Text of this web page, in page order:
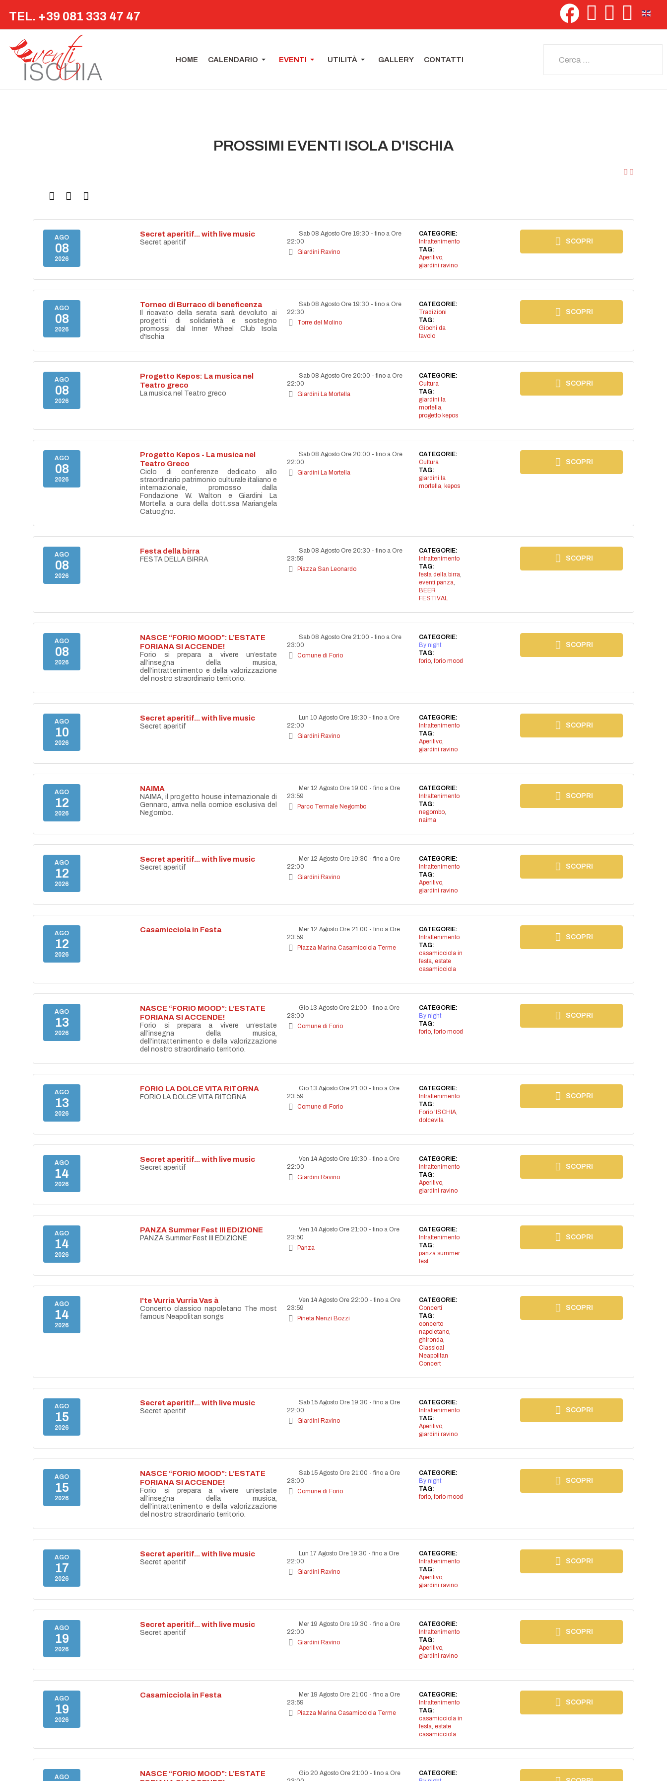
TEL. +39 081 333 47 47
HOME CALENDARIO EVENTI UTILITÀ GALLERY CONTATTI
PROSSIMI EVENTI ISOLA D'ISCHIA
AGO
08
2026
Secret aperitif... with live music
Secret aperitif
Sab 08 Agosto Ore 19:30 - fino a Ore
22:00
Giardini Ravino
CATEGORIE:
Intrattenimento
TAG:
Aperitivo,
giardini ravino
SCOPRI
AGO
08
2026
Torneo di Burraco di beneficenza
Il ricavato della serata sarà devoluto ai
progetti di solidarietà e sostegno
promossi dal Inner Wheel Club Isola
d'Ischia
Sab 08 Agosto Ore 19:30 - fino a Ore
22:30
Torre del Molino
CATEGORIE:
Tradizioni
TAG:
Giochi da
tavolo
SCOPRI
AGO
08
2026
Progetto Kepos: La musica nel
Teatro greco
La musica nel Teatro greco
Sab 08 Agosto Ore 20:00 - fino a Ore
22:00
Giardini La Mortella
CATEGORIE:
Cultura
TAG:
giardini la
mortella,
progetto kepos
SCOPRI
AGO
08
2026
Progetto Kepos - La musica nel
Teatro Greco
Ciclo di conferenze dedicato allo
straordinario patrimonio culturale italiano e
internazionale, promosso dalla
Fondazione W. Walton e Giardini La
Mortella a cura della dott.ssa Mariangela
Catuogno.
Sab 08 Agosto Ore 20:00 - fino a Ore
22:00
Giardini La Mortella
CATEGORIE:
Cultura
TAG:
giardini la
mortella, kepos
SCOPRI
AGO
08
2026
Festa della birra
FESTA DELLA BIRRA
Sab 08 Agosto Ore 20:30 - fino a Ore
23:59
Piazza San Leonardo
CATEGORIE:
Intrattenimento
TAG:
festa della birra,
eventi panza,
BEER
FESTIVAL
SCOPRI
AGO
08
2026
NASCE “FORIO MOOD”: L’ESTATE
FORIANA SI ACCENDE!
Forio si prepara a vivere un’estate
all’insegna della musica,
dell’intrattenimento e della valorizzazione
del nostro straordinario territorio.
Sab 08 Agosto Ore 21:00 - fino a Ore
23:00
Comune di Forio
CATEGORIE:
By night
TAG:
forio, forio mood
SCOPRI
AGO
10
2026
Secret aperitif... with live music
Secret aperitif
Lun 10 Agosto Ore 19:30 - fino a Ore
22:00
Giardini Ravino
CATEGORIE:
Intrattenimento
TAG:
Aperitivo,
giardini ravino
SCOPRI
AGO
12
2026
NAIMA
NAIMA, il progetto house internazionale di
Gennaro, arriva nella cornice esclusiva del
Negombo.
Mer 12 Agosto Ore 19:00 - fino a Ore
23:59
Parco Termale Negombo
CATEGORIE:
Intrattenimento
TAG:
negombo,
naima
SCOPRI
AGO
12
2026
Secret aperitif... with live music
Secret aperitif
Mer 12 Agosto Ore 19:30 - fino a Ore
22:00
Giardini Ravino
CATEGORIE:
Intrattenimento
TAG:
Aperitivo,
giardini ravino
SCOPRI
AGO
12
2026
Casamicciola in Festa Mer 12 Agosto Ore 21:00 - fino a Ore
23:59
Piazza Marina Casamicciola Terme
CATEGORIE:
Intrattenimento
TAG:
casamicciola in
festa, estate
casamicciola
SCOPRI
AGO
13
2026
NASCE “FORIO MOOD”: L’ESTATE
FORIANA SI ACCENDE!
Forio si prepara a vivere un’estate
all’insegna della musica,
dell’intrattenimento e della valorizzazione
del nostro straordinario territorio.
Gio 13 Agosto Ore 21:00 - fino a Ore
23:00
Comune di Forio
CATEGORIE:
By night
TAG:
forio, forio mood
SCOPRI
AGO
13
2026
FORIO LA DOLCE VITA RITORNA
FORIO LA DOLCE VITA RITORNA
Gio 13 Agosto Ore 21:00 - fino a Ore
23:59
Comune di Forio
CATEGORIE:
Intrattenimento
TAG:
Forio 'ISCHIA,
dolcevita
SCOPRI
AGO
14
2026
Secret aperitif... with live music
Secret aperitif
Ven 14 Agosto Ore 19:30 - fino a Ore
22:00
Giardini Ravino
CATEGORIE:
Intrattenimento
TAG:
Aperitivo,
giardini ravino
SCOPRI
AGO
14
2026
PANZA Summer Fest III EDIZIONE
PANZA Summer Fest III EDIZIONE
Ven 14 Agosto Ore 21:00 - fino a Ore
23:50
Panza
CATEGORIE:
Intrattenimento
TAG:
panza summer
fest
SCOPRI
AGO
14
2026
I'te Vurria Vurria Vas à
Concerto classico napoletano The most
famous Neapolitan songs
Ven 14 Agosto Ore 22:00 - fino a Ore
23:59
Pineta Nenzi Bozzi
CATEGORIE:
Concerti
TAG:
concerto
napoletano,
ghironda,
Classical
Neapolitan
Concert
SCOPRI
AGO
15
2026
Secret aperitif... with live music
Secret aperitif
Sab 15 Agosto Ore 19:30 - fino a Ore
22:00
Giardini Ravino
CATEGORIE:
Intrattenimento
TAG:
Aperitivo,
giardini ravino
SCOPRI
AGO
15
2026
NASCE “FORIO MOOD”: L’ESTATE
FORIANA SI ACCENDE!
Forio si prepara a vivere un’estate
all’insegna della musica,
dell’intrattenimento e della valorizzazione
del nostro straordinario territorio.
Sab 15 Agosto Ore 21:00 - fino a Ore
23:00
Comune di Forio
CATEGORIE:
By night
TAG:
forio, forio mood
SCOPRI
AGO
17
2026
Secret aperitif... with live music
Secret aperitif
Lun 17 Agosto Ore 19:30 - fino a Ore
22:00
Giardini Ravino
CATEGORIE:
Intrattenimento
TAG:
Aperitivo,
giardini ravino
SCOPRI
AGO
19
2026
Secret aperitif... with live music
Secret aperitif
Mer 19 Agosto Ore 19:30 - fino a Ore
22:00
Giardini Ravino
CATEGORIE:
Intrattenimento
TAG:
Aperitivo,
giardini ravino
SCOPRI
AGO
19
2026
Casamicciola in Festa Mer 19 Agosto Ore 21:00 - fino a Ore
23:59
Piazza Marina Casamicciola Terme
CATEGORIE:
Intrattenimento
TAG:
casamicciola in
festa, estate
casamicciola
SCOPRI
AGO
NASCE “FORIO MOOD”: L’ESTATE
Gio 20 Agosto Ore 21:00 - fino a Ore
CATEGORIE: